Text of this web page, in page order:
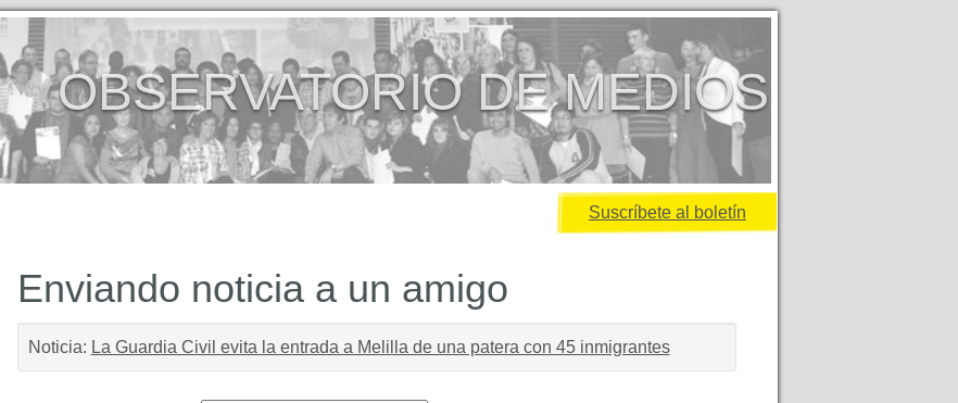
OBSERVATORIO DE MEDIOS
Suscríbete al boletín
Enviando noticia a un amigo
Noticia: La Guardia Civil evita la entrada a Melilla de una patera con 45 inmigrantes